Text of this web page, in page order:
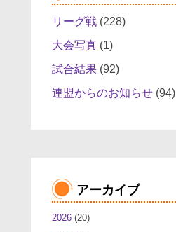
リーグ戦(228)
大会写真(1)
試合結果(92)
連盟からのお知らせ(94)
アーカイブ
2026(20)